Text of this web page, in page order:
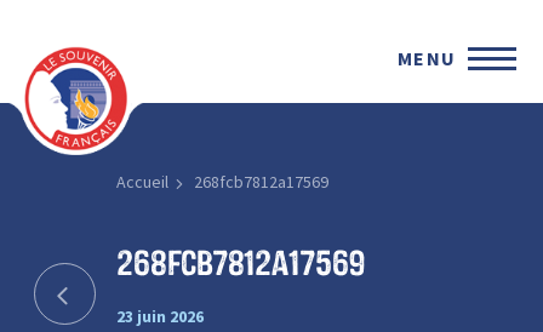
MENU
Accueil 268fcb7812a17569
268fcb7812a17569
23 juin 2026